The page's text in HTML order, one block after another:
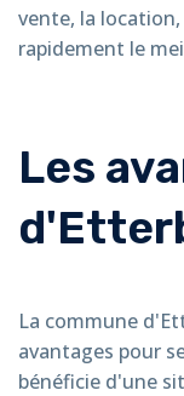
vente, la
rapidement le
Les
La commune
avantages pour
bénéficie d'une